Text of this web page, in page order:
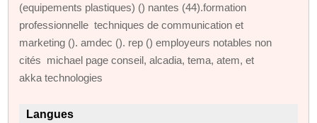
(equipements plastiques) () nantes (44).formation
professionnelle techniques de communication et
marketing (). amdec (). rep () employeurs notables non
cités michael page conseil, alcadia, tema, atem, et
akka technologies
Langues